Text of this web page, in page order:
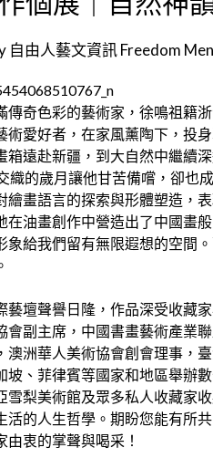
自由人藝文資訊 Freedom
奇色彩的藝術家，徐鳴祖籍
愛好者，在家風薰陶下，投
遠赴新疆，到大自然中繼續
織的歲月讓他甘苦備嚐，卻也
畫語言的探索與形體塑造，
油畫創作中營造出了中國畫
給我們留有無限遐想的空間
壇聲譽日隆，作品深受收藏
副主席，中國書畫藝術產業
洲華人美術協會創會理事，
、菲律賓等國家和地區舉辦
梨美術館及眾多私人收藏家
的人生哲學。期盼您能有所
衷的掌聲與喝采！